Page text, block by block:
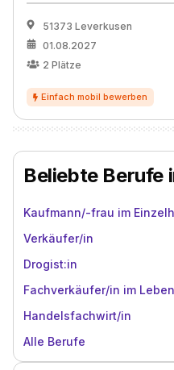
51373 Leverkusen
01.08.2027
2 Plätze
Beliebte Berufe
Kaufmann/-frau im
Verkäufer/in
Drogist:in
Fachverkäufer/in im
Handelsfachwirt/in
Alle Berufe